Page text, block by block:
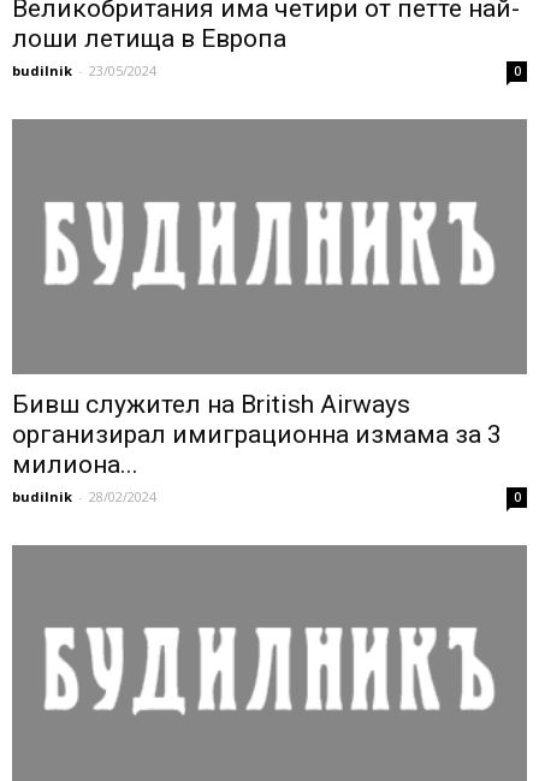
Великобритания има четири от петте най-
лоши летища в Европа
budilnik - 23/05/2024 0
Бивш служител на British Airways
организирал имиграционна измама за 3
милиона...
budilnik - 28/02/2024 0